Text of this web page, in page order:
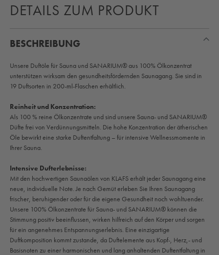
DETAILS ZUM PRODUKT
BESCHREIBUNG
Unsere Duftöle für Sauna und SANARIUM® aus 100% Ölkonzentrat
unterstützen wirksam den gesundheitsfördernden Saunagang. Sie sind in
19 Duftsorten in 200-ml-Flaschen erhältlich.
Reinheit und Konzentration:
Als 100 % reine Ölkonzentrate und sind unsere Sauna- und SANARIUM®
Düfte frei von Verdünnungsmitteln. Die hohe Konzentration der ätherischen
Öle bewirkt eine starke Duftentfaltung – für intensive Wellnessmomente in
Ihrer Sauna.
Intensive Dufterlebnisse:
Mit den hochwertigen Saunaölen von KLAFS erhält jeder Saunagang eine
neue, individuelle Note. Je nach Gemüt erleben Sie Ihren Saunagang
frischer, beruhigender oder für die eigene Gesundheit noch wohltuender.
Unsere 100% Ölkonzentrate für Sauna- und SANARIUM® können die
Stimmung positiv beeinflussen, wirken hilfreich auf den Körper und sorgen
für ein angenehmes Entspannungserlebnis. Eine einzigartige
Duftkomposition kommt zustande, da Duftelemente aus Kopf-, Herz,- und
Basisnoten zu einer harmonischen und lang anhaltenden Duftentfaltung in